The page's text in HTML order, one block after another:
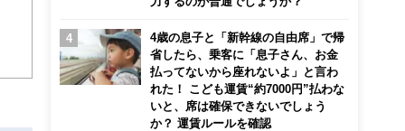
4歳の息子と「新幹線の自由席」で帰
省したら、乗客に「息子さん、お金
払ってないから座れないよ」と言わ
れた！ こども運賃“約7000円”払わな
いと、席は確保できないでしょう
か？ 運賃ルールを確認